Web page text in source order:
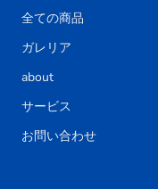
全ての商品
ガレリア
about
サービス
お問い合わせ